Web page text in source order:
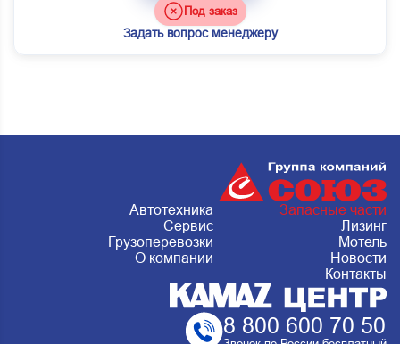
Под заказ
Задать вопрос менеджеру
Автотехника
Запасные части
Сервис
Лизинг
Грузоперевозки
Мотель
О компании
Новости
Контакты
8 800 600 70 50